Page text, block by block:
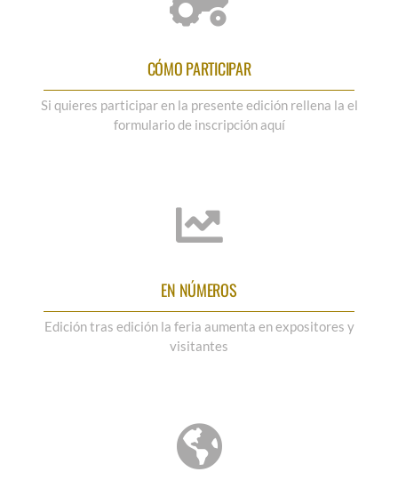
CÓMO PARTICIPAR
Si quieres participar en la presente edición rellena la el
formulario de inscripción aquí
EN NÚMEROS
Edición tras edición la feria aumenta en expositores y
visitantes